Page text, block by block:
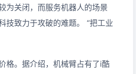
为关闭，而服务机器人的场景
技致力于攻破的难题。 “把工业
格。据介绍，机械臂占有了i酷